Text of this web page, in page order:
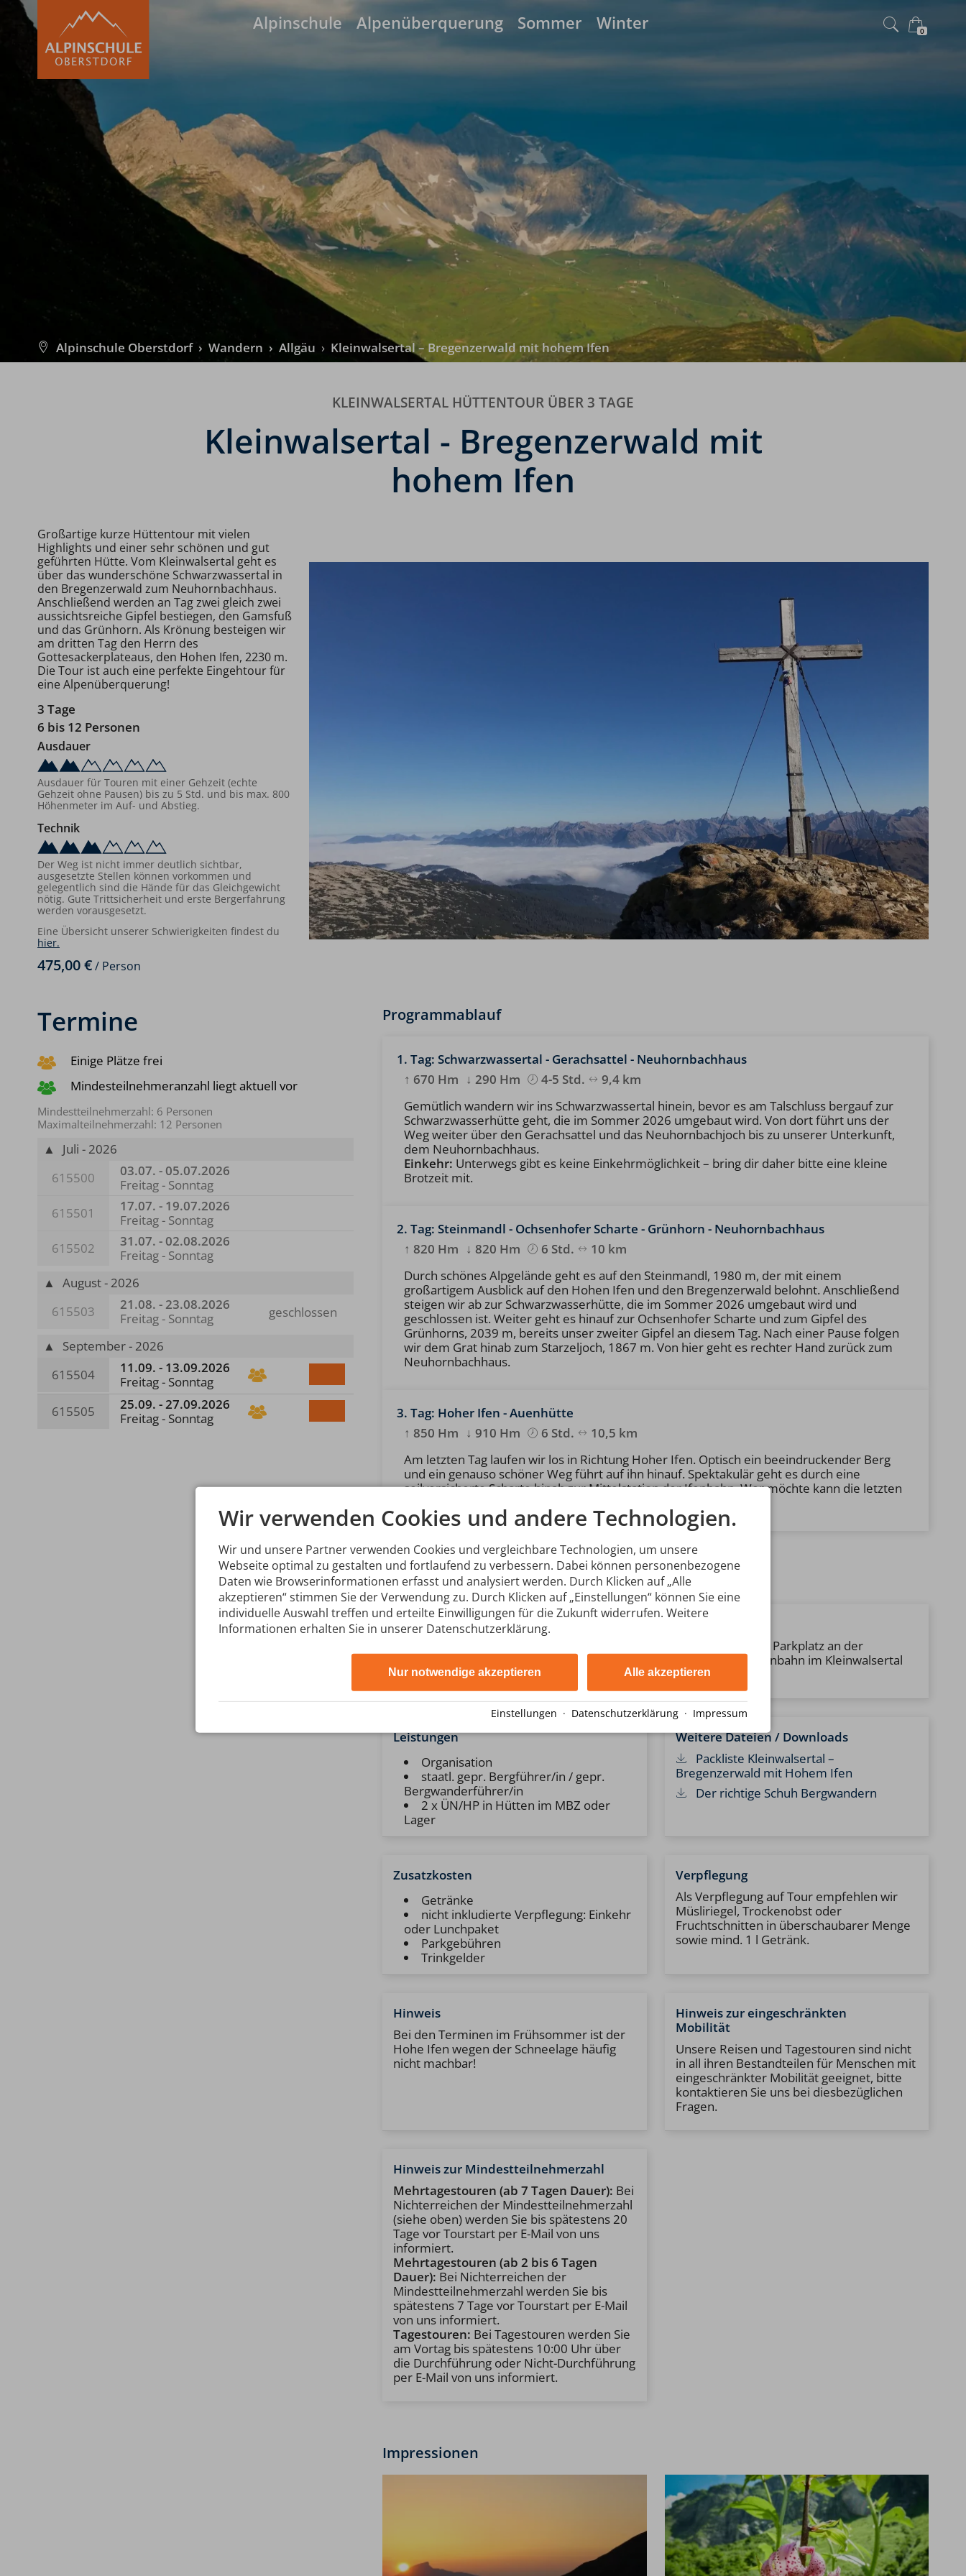
Alpinschule Alpenüberquerung Sommer Winter 0
×
Warenkorb ist leer
Alpinschule Oberstdorf › Wandern › Allgäu › Kleinwalsertal – Bregenzerwald mit hohem Ifen
KLEINWALSERTAL HÜTTENTOUR ÜBER 3 TAGE
Kleinwalsertal - Bregenzerwald mit
hohem Ifen
Großartige kurze Hüttentour mit vielen
Highlights und einer sehr schönen und gut
geführten Hütte. Vom Kleinwalsertal geht es
über das wunderschöne Schwarzwassertal in
den Bregenzerwald zum Neuhornbachhaus.
Anschließend werden an Tag zwei gleich zwei
aussichtsreiche Gipfel bestiegen, den Gamsfuß
und das Grünhorn. Als Krönung besteigen wir
am dritten Tag den Herrn des
Gottesackerplateaus, den Hohen Ifen, 2230 m.
Die Tour ist auch eine perfekte Eingehtour für
eine Alpenüberquerung!
3 Tage
6 bis 12 Personen
Ausdauer
Ausdauer für Touren mit einer Gehzeit (echte
Gehzeit ohne Pausen) bis zu 5 Std. und bis max. 800
Höhenmeter im Auf- und Abstieg.
Technik
Der Weg ist nicht immer deutlich sichtbar,
ausgesetzte Stellen können vorkommen und
gelegentlich sind die Hände für das Gleichgewicht
nötig. Gute Trittsicherheit und erste Bergerfahrung
werden vorausgesetzt.
Eine Übersicht unserer Schwierigkeiten findest du
hier.
475,00 €/ Person
Termine
Einige Plätze frei
Mindesteilnehmeranzahl liegt aktuell vor
Mindestteilnehmerzahl: 6 Personen
Maximalteilnehmerzahl: 12 Personen
▲
Juli - 2026
615500
03.07. - 05.07.2026
Freitag - Sonntag
615501
17.07. - 19.07.2026
Freitag - Sonntag
615502
31.07. - 02.08.2026
Freitag - Sonntag
▲
August - 2026
615503
21.08. - 23.08.2026
Freitag - Sonntag
geschlossen
▲
September - 2026
615504
11.09. - 13.09.2026
Freitag - Sonntag
615505
25.09. - 27.09.2026
Freitag - Sonntag
Programmablauf
1. Tag: Schwarzwassertal - Gerachsattel - Neuhornbachhaus
↑ 670 Hm ↓ 290 Hm 4-5 Std.
9,4 km
Gemütlich wandern wir ins Schwarzwassertal hinein, bevor es am Talschluss bergauf zur
Schwarzwasserhütte geht, die im Sommer 2026 umgebaut wird. Von dort führt uns der
Weg weiter über den Gerachsattel und das Neuhornbachjoch bis zu unserer Unterkunft,
dem Neuhornbachhaus.
Einkehr: Unterwegs gibt es keine Einkehrmöglichkeit – bring dir daher bitte eine kleine
Brotzeit mit.
2. Tag: Steinmandl - Ochsenhofer Scharte - Grünhorn - Neuhornbachhaus
↑ 820 Hm ↓ 820 Hm 6 Std.
10 km
Durch schönes Alpgelände geht es auf den Steinmandl, 1980 m, der mit einem
großartigem Ausblick auf den Hohen Ifen und den Bregenzerwald belohnt. Anschließend
steigen wir ab zur Schwarzwasserhütte, die im Sommer 2026 umgebaut wird und
geschlossen ist. Weiter geht es hinauf zur Ochsenhofer Scharte und zum Gipfel des
Grünhorns, 2039 m, bereits unser zweiter Gipfel an diesem Tag. Nach einer Pause folgen
wir dem Grat hinab zum Starzeljoch, 1867 m. Von hier geht es rechter Hand zurück zum
Neuhornbachhaus.
3. Tag: Hoher Ifen - Auenhütte
↑ 850 Hm ↓ 910 Hm 6 Std.
10,5 km
Am letzten Tag laufen wir los in Richtung Hoher Ifen. Optisch ein beeindruckender Berg
und ein genauso schöner Weg führt auf ihn hinauf. Spektakulär geht es durch eine
seilversicherte Scharte hinab zur Mittelstation der Ifenbahn. Wer möchte kann die letzten
Alle Details auf einen Blick
Treffpunkt
der Ifenbahn im Kleinwalsertal (im Bereich
der Kassen)
ca. 15:00 Uhr am Parkplatz an der
Talstation der Ifenbahn im Kleinwalsertal
Leistungen
Organisation
staatl. gepr. Bergführer/in / gepr.
Bergwanderführer/in
2 x ÜN/HP in Hütten im MBZ oder
Lager
Weitere Dateien / Downloads
Packliste Kleinwalsertal –
Bregenzerwald mit Hohem Ifen
Der richtige Schuh Bergwandern
Zusatzkosten
Getränke
nicht inkludierte Verpflegung: Einkehr
oder Lunchpaket
Parkgebühren
Trinkgelder
Verpflegung
Als Verpflegung auf Tour empfehlen wir
Müsliriegel, Trockenobst oder
Fruchtschnitten in überschaubarer Menge
sowie mind. 1 l Getränk.
Hinweis
Bei den Terminen im Frühsommer ist der
Hohe Ifen wegen der Schneelage häufig
nicht machbar!
Hinweis zur eingeschränkten
Mobilität
Unsere Reisen und Tagestouren sind nicht
in all ihren Bestandteilen für Menschen mit
eingeschränkter Mobilität geeignet, bitte
kontaktieren Sie uns bei diesbezüglichen
Fragen.
Hinweis zur Mindestteilnehmerzahl
Mehrtagestouren (ab 7 Tagen Dauer): Bei
Nichterreichen der Mindestteilnehmerzahl
(siehe oben) werden Sie bis spätestens 20
Tage vor Tourstart per E-Mail von uns
informiert.
Mehrtagestouren (ab 2 bis 6 Tagen
Dauer): Bei Nichterreichen der
Mindestteilnehmerzahl werden Sie bis
spätestens 7 Tage vor Tourstart per E-Mail
von uns informiert.
Tagestouren: Bei Tagestouren werden Sie
am Vortag bis spätestens 10:00 Uhr über
die Durchführung oder Nicht-Durchführung
per E-Mail von uns informiert.
Impressionen
Wir verwenden Cookies und andere Technologien.
Wir und unsere Partner verwenden Cookies und vergleichbare Technologien, um unsere
Webseite optimal zu gestalten und fortlaufend zu verbessern. Dabei können personenbezogene
Daten wie Browserinformationen erfasst und analysiert werden. Durch Klicken auf „Alle
akzeptieren“ stimmen Sie der Verwendung zu. Durch Klicken auf „Einstellungen“ können Sie eine
individuelle Auswahl treffen und erteilte Einwilligungen für die Zukunft widerrufen. Weitere
Informationen erhalten Sie in unserer Datenschutzerklärung.
Alle akzeptieren
Nur notwendige akzeptieren
Einstellungen · Datenschutzerklärung · Impressum